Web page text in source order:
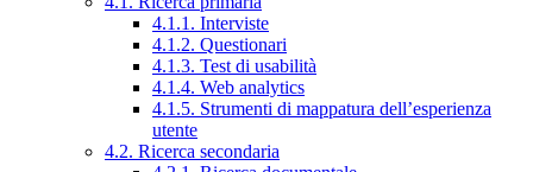
4.1.1. Interviste
4.1.2. Questionari
4.1.3. Test di usabilità
4.1.4. Web analytics
4.1.5. Strumenti di mappatura dell’esperienza
utente
4.2. Ricerca secondaria